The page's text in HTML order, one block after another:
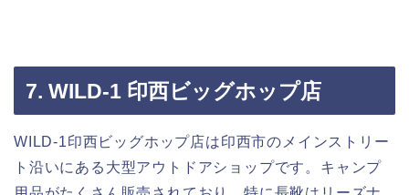
7. WILD-1 印西ビッグホップ店
WILD-1印西ビッグホップ店は印西市のメインストリー
ト沿いにある大型アウトドアショップです。キャンプ